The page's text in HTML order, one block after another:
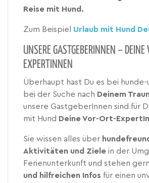
Reise mit Hund.
Zum Beispiel Urlaub mit Hund
UNSERE GASTGEBERINNEN – DEINE
EXPERTINNEN
Überhaupt hast Du es bei
bei der Suche nach Deinem
unsere GastgeberInnen sind für
mit Hund Deine Vor-Ort-
Sie wissen alles über
Aktivitäten und Ziele in der
Ferienunterkunft und stehen
und hilfreichen Infos für einen